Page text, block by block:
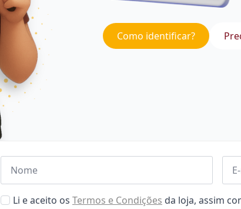
Como identificar?
Nome
Aceitar
Li e aceito os Termos e Condições da loja, assim